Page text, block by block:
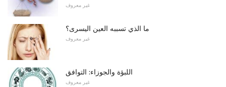
غير معروف
ما الذي تسببه العين اليسرى؟
غير معروف
اللبؤة والجوزاء: التوافق
غير معروف